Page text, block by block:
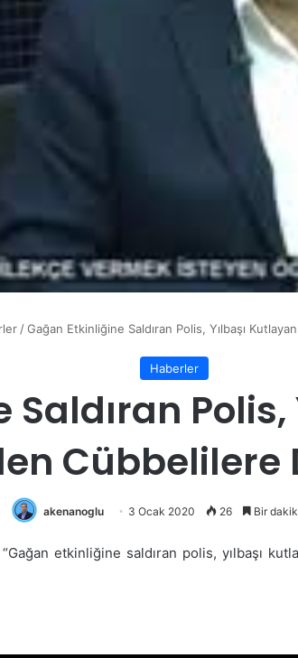
/Gağan Etkinliğine Saldıran Polis, Yılbaşı
Haberler
Polis,
akenanoglu 3 Ocak 2020 26 Bir
etkinliğine saldıran polis, yılbaşı